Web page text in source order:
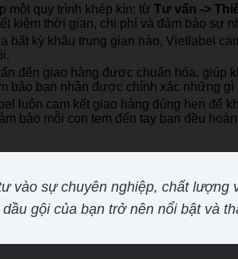
một quy trình khép kín: từ Tư vấn ->
kiệm thời gian, chi phí và đảm bảo sự
kỳ khâu trung gian nào, Vietlabel
đến giao hàng được chuẩn hóa, giúp
bảo bạn nhận được chính xác những gì
luôn cam kết giao hàng đúng hẹn để
bảo mỗi con tem đến tay bạn đều
vào sự chuyên nghiệp, chất
gội của bạn trở nên nổi bật và